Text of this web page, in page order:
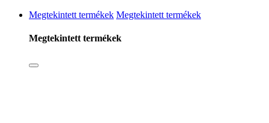
Megtekintett termékek Megtekintett termékek
Megtekintett termékek